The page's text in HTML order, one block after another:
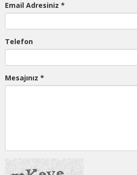
Email Adresiniz *
Telefon
Mesajınız *